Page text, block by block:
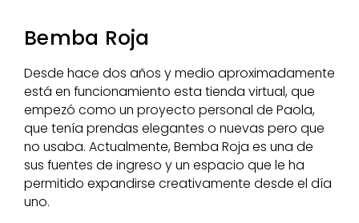
Bemba Roja
Desde hace dos años y medio aproximadamente
está en funcionamiento esta tienda virtual, que
empezó como un proyecto personal de Paola,
que tenía prendas elegantes o nuevas pero que
no usaba. Actualmente, Bemba Roja es una de
sus fuentes de ingreso y un espacio que le ha
permitido expandirse creativamente desde el día
uno.